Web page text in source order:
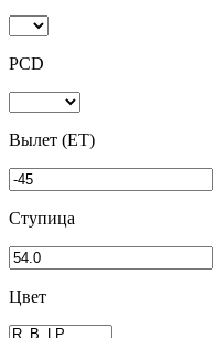
PCD
Вылет (ET)
Ступица
Цвет